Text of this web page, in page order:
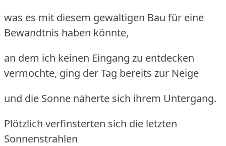
was es mit diesem gewaltigen Bau für eine
Bewandtnis haben könnte,
an dem ich keinen Eingang zu entdecken
vermochte, ging der Tag bereits zur Neige
und die Sonne näherte sich ihrem Untergang.
Plötzlich verfinsterten sich die letzten
Sonnenstrahlen